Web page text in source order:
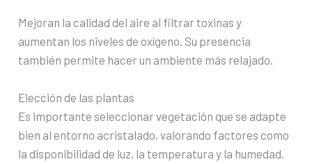
Mejoran la calidad del aire al filtrar toxinas y
aumentan los niveles de oxígeno. Su presencia
también permite hacer un ambiente más relajado.
Elección de las plantas
Es importante seleccionar vegetación que se adapte
bien al entorno acristalado, valorando factores como
la disponibilidad de luz, la temperatura y la humedad.